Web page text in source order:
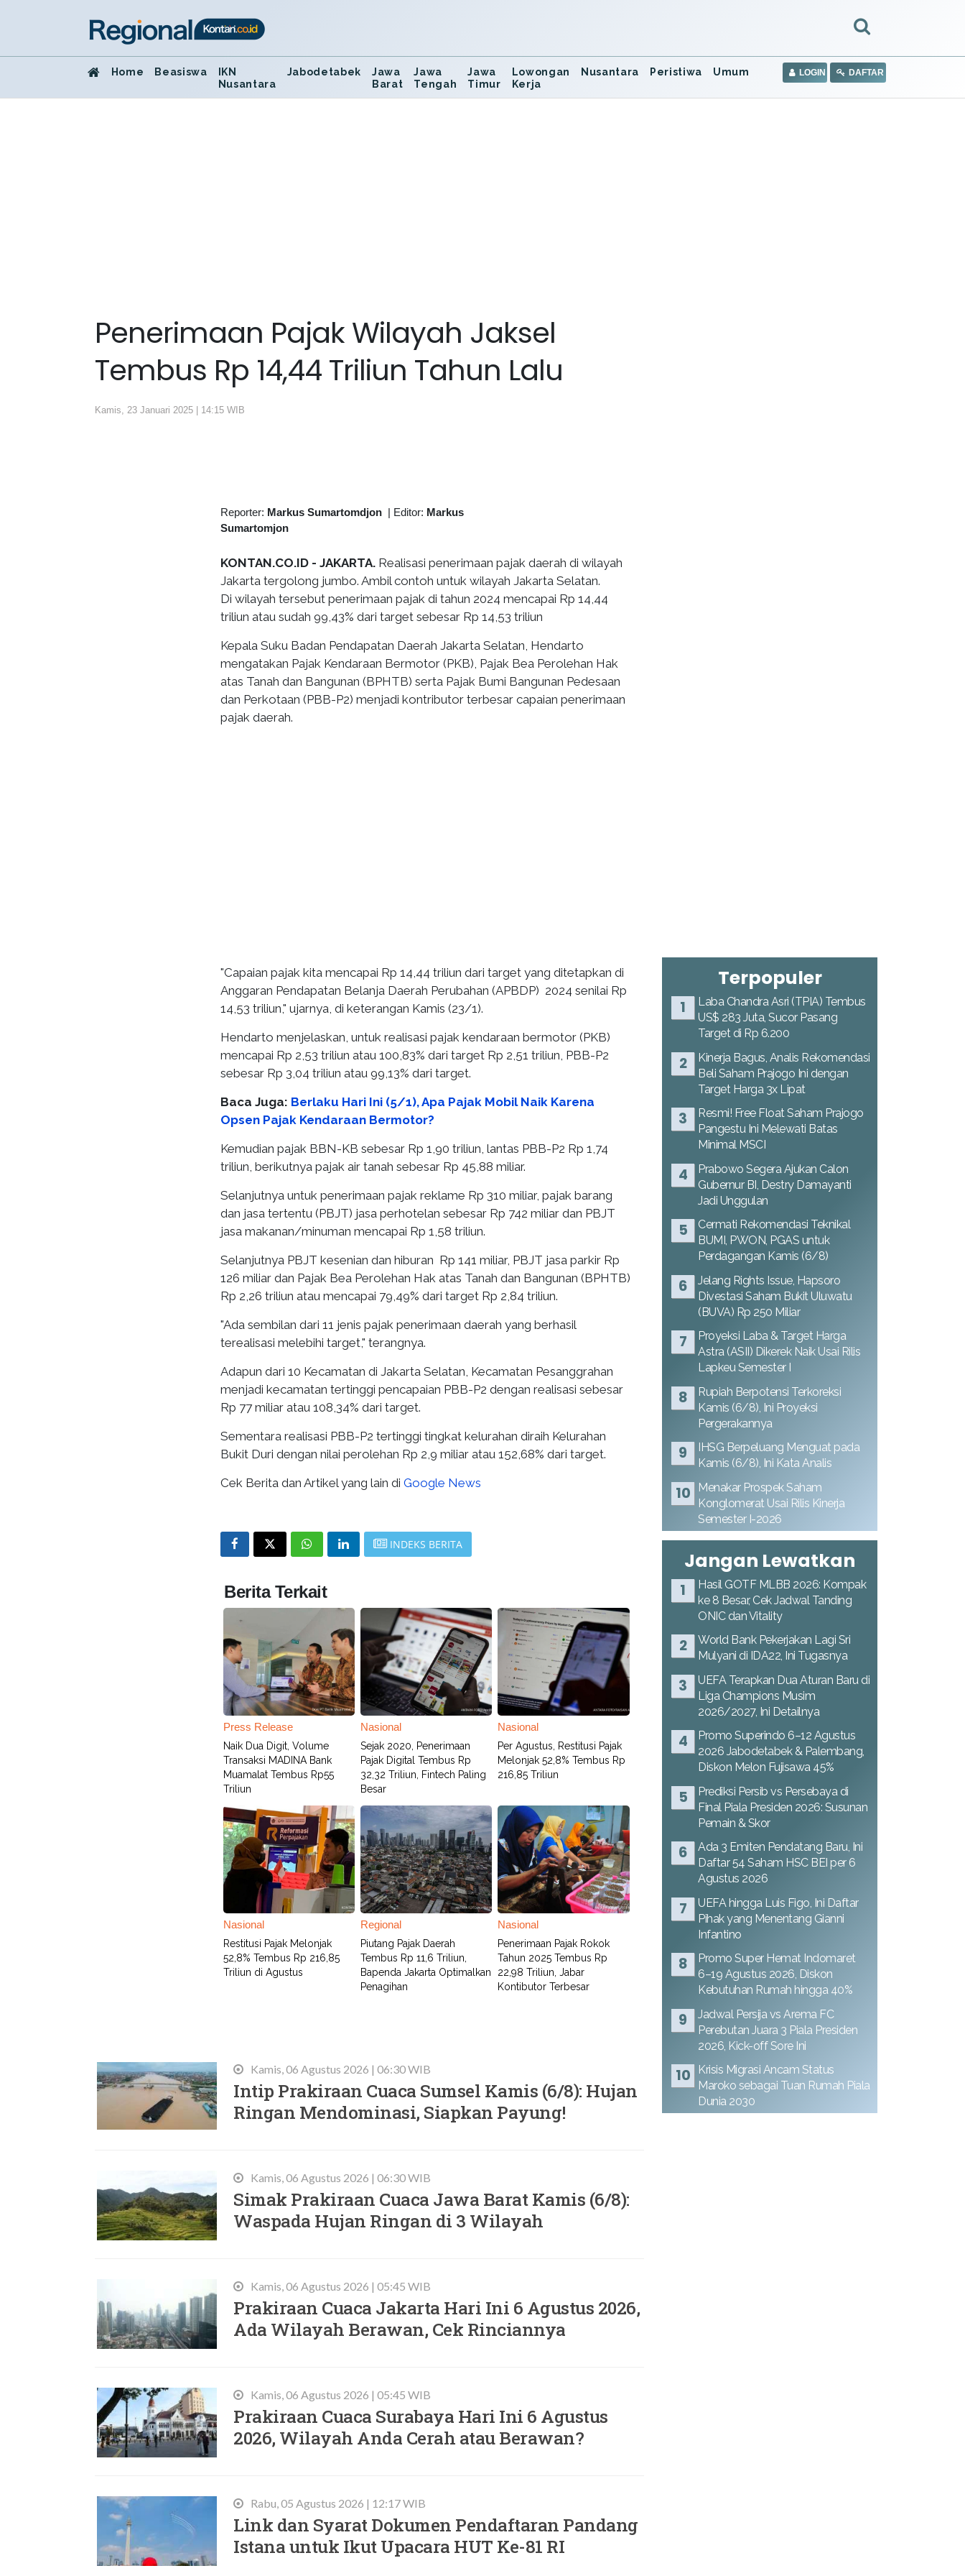
Home Beasiswa
IKN
Nusantara
Jabodetabek
Jawa
Barat
Jawa
Tengah
Jawa
Timur
Lowongan
Kerja
Nusantara Peristiwa Umum LOGIN DAFTAR
Penerimaan Pajak Wilayah Jaksel
Tembus Rp 14,44 Triliun Tahun Lalu
Kamis, 23 Januari 2025 | 14:15 WIB
Reporter: Markus Sumartomdjon | Editor: Markus
Sumartomjon
KONTAN.CO.ID - JAKARTA. Realisasi penerimaan pajak daerah di wilayah
Jakarta tergolong jumbo. Ambil contoh untuk wilayah Jakarta Selatan.
Di wilayah tersebut penerimaan pajak di tahun 2024 mencapai Rp 14,44
triliun atau sudah 99,43% dari target sebesar Rp 14,53 triliun
Kepala Suku Badan Pendapatan Daerah Jakarta Selatan, Hendarto
mengatakan Pajak Kendaraan Bermotor (PKB), Pajak Bea Perolehan Hak
atas Tanah dan Bangunan (BPHTB) serta Pajak Bumi Bangunan Pedesaan
dan Perkotaan (PBB-P2) menjadi kontributor terbesar capaian penerimaan
pajak daerah.
"Capaian pajak kita mencapai Rp 14,44 triliun dari target yang ditetapkan di
Anggaran Pendapatan Belanja Daerah Perubahan (APBDP) 2024 senilai Rp
14,53 triliun," ujarnya, di keterangan Kamis (23/1).
Hendarto menjelaskan, untuk realisasi pajak kendaraan bermotor (PKB)
mencapai Rp 2,53 triliun atau 100,83% dari target Rp 2,51 triliun, PBB-P2
sebesar Rp 3,04 triliun atau 99,13% dari target.
Baca Juga: Berlaku Hari Ini (5/1), Apa Pajak Mobil Naik Karena
Opsen Pajak Kendaraan Bermotor?
Kemudian pajak BBN-KB sebesar Rp 1,90 triliun, lantas PBB-P2 Rp 1,74
triliun, berikutnya pajak air tanah sebesar Rp 45,88 miliar.
Selanjutnya untuk penerimaan pajak reklame Rp 310 miliar, pajak barang
dan jasa tertentu (PBJT) jasa perhotelan sebesar Rp 742 miliar dan PBJT
jasa makanan/minuman mencapai Rp 1,58 triliun.
Selanjutnya PBJT kesenian dan hiburan Rp 141 miliar, PBJT jasa parkir Rp
126 miliar dan Pajak Bea Perolehan Hak atas Tanah dan Bangunan (BPHTB)
Rp 2,26 triliun atau mencapai 79,49% dari target Rp 2,84 triliun.
"Ada sembilan dari 11 jenis pajak penerimaan daerah yang berhasil
terealisasi melebihi target," terangnya.
Adapun dari 10 Kecamatan di Jakarta Selatan, Kecamatan Pesanggrahan
menjadi kecamatan tertinggi pencapaian PBB-P2 dengan realisasi sebesar
Rp 77 miliar atau 108,34% dari target.
Sementara realisasi PBB-P2 tertinggi tingkat kelurahan diraih Kelurahan
Bukit Duri dengan nilai perolehan Rp 2,9 miliar atau 152,68% dari target.
Cek Berita dan Artikel yang lain di Google News
INDEKS BERITA
Berita Terkait
Press Release
Naik Dua Digit, Volume
Transaksi MADINA Bank
Muamalat Tembus Rp55
Triliun
Nasional
Sejak 2020, Penerimaan
Pajak Digital Tembus Rp
32,32 Triliun, Fintech Paling
Besar
Nasional
Per Agustus, Restitusi Pajak
Melonjak 52,8% Tembus Rp
216,85 Triliun
Nasional
Restitusi Pajak Melonjak
52,8% Tembus Rp 216,85
Triliun di Agustus
Regional
Piutang Pajak Daerah
Tembus Rp 11,6 Triliun,
Bapenda Jakarta Optimalkan
Penagihan
Nasional
Penerimaan Pajak Rokok
Tahun 2025 Tembus Rp
22,98 Triliun, Jabar
Kontibutor Terbesar
Kamis, 06 Agustus 2026 | 06:30 WIB
Intip Prakiraan Cuaca Sumsel Kamis (6/8): Hujan
Ringan Mendominasi, Siapkan Payung!
Kamis, 06 Agustus 2026 | 06:30 WIB
Simak Prakiraan Cuaca Jawa Barat Kamis (6/8):
Waspada Hujan Ringan di 3 Wilayah
Kamis, 06 Agustus 2026 | 05:45 WIB
Prakiraan Cuaca Jakarta Hari Ini 6 Agustus 2026,
Ada Wilayah Berawan, Cek Rinciannya
Kamis, 06 Agustus 2026 | 05:45 WIB
Prakiraan Cuaca Surabaya Hari Ini 6 Agustus
2026, Wilayah Anda Cerah atau Berawan?
Rabu, 05 Agustus 2026 | 12:17 WIB
Link dan Syarat Dokumen Pendaftaran Pandang
Istana untuk Ikut Upacara HUT Ke-81 RI
Terpopuler
Laba Chandra Asri (TPIA) Tembus
US$ 283 Juta, Sucor Pasang
Target di Rp 6.200
Kinerja Bagus, Analis Rekomendasi
Beli Saham Prajogo Ini dengan
Target Harga 3x Lipat
Resmi! Free Float Saham Prajogo
Pangestu Ini Melewati Batas
Minimal MSCI
Prabowo Segera Ajukan Calon
Gubernur BI, Destry Damayanti
Jadi Unggulan
Cermati Rekomendasi Teknikal
BUMI, PWON, PGAS untuk
Perdagangan Kamis (6/8)
Jelang Rights Issue, Hapsoro
Divestasi Saham Bukit Uluwatu
(BUVA) Rp 250 Miliar
Proyeksi Laba & Target Harga
Astra (ASII) Dikerek Naik Usai Rilis
Lapkeu Semester I
Rupiah Berpotensi Terkoreksi
Kamis (6/8), Ini Proyeksi
Pergerakannya
IHSG Berpeluang Menguat pada
Kamis (6/8), Ini Kata Analis
Menakar Prospek Saham
Konglomerat Usai Rilis Kinerja
Semester I-2026
Jangan Lewatkan
Hasil GOTF MLBB 2026: Kompak
ke 8 Besar, Cek Jadwal Tanding
ONIC dan Vitality
World Bank Pekerjakan Lagi Sri
Mulyani di IDA22, Ini Tugasnya
UEFA Terapkan Dua Aturan Baru di
Liga Champions Musim
2026/2027, Ini Detailnya
Promo Superindo 6–12 Agustus
2026 Jabodetabek & Palembang,
Diskon Melon Fujisawa 45%
Prediksi Persib vs Persebaya di
Final Piala Presiden 2026: Susunan
Pemain & Skor
Ada 3 Emiten Pendatang Baru, Ini
Daftar 54 Saham HSC BEI per 6
Agustus 2026
UEFA hingga Luis Figo, Ini Daftar
Pihak yang Menentang Gianni
Infantino
Promo Super Hemat Indomaret
6–19 Agustus 2026, Diskon
Kebutuhan Rumah hingga 40%
Jadwal Persija vs Arema FC
Perebutan Juara 3 Piala Presiden
2026, Kick-off Sore Ini
Krisis Migrasi Ancam Status
Maroko sebagai Tuan Rumah Piala
Dunia 2030